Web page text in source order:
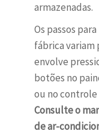
armazenadas.
Os passos
fábrica variam
envolve
botões no
ou no
Consulte o
de ar-